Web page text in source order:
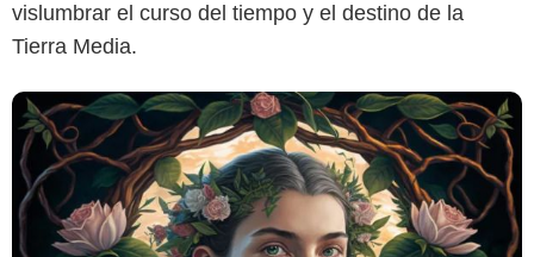
vislumbrar el curso del tiempo y el destino de la
Tierra Media.